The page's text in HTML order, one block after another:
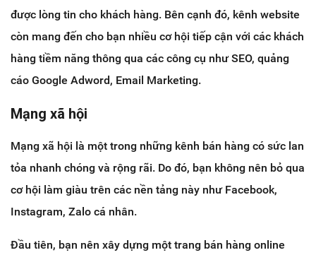
được lòng tin cho khách hàng. Bên cạnh đó, kênh website
còn mang đến cho bạn nhiều cơ hội tiếp cận với các khách
hàng tiềm năng thông qua các công cụ như SEO, quảng
cáo Google Adword, Email Marketing.
Mạng xã hội
Mạng xã hội là một trong những kênh bán hàng có sức lan
tỏa nhanh chóng và rộng rãi. Do đó, bạn không nên bỏ qua
cơ hội làm giàu trên các nền tảng này như Facebook,
Instagram, Zalo cá nhân.
Đầu tiên, bạn nên xây dựng một trang bán hàng online